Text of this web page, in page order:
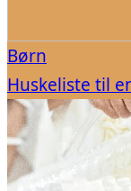
Børn
Huskeliste til